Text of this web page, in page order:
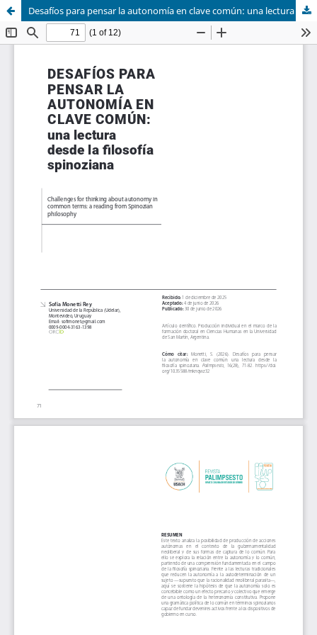
Desafíos para pensar la autonomía en clave común: una lectura desde la filosofía spinoziana.